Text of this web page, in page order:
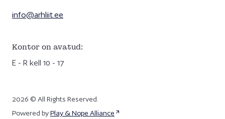
info@arhliit.ee
Kontor on avatud:
E - R kell 10 - 17
2026 © All Rights Reserved.
Powered byPlay & Nope Alliance